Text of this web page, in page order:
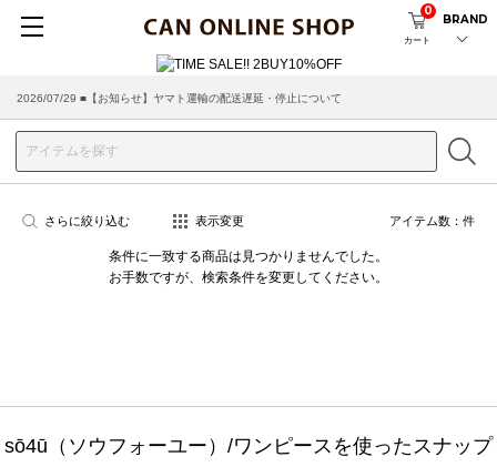
カート
0
BRAND
2026/07/29 ■【お知らせ】ヤマト運輸の配送遅延・停止について
さらに絞り込む 表示変更 アイテム数： 件
条件に一致する商品は見つかりませんでした。
お手数ですが、検索条件を変更してください。
sō4ū（ソウフォーユー）/ワンピースを使ったスナップ